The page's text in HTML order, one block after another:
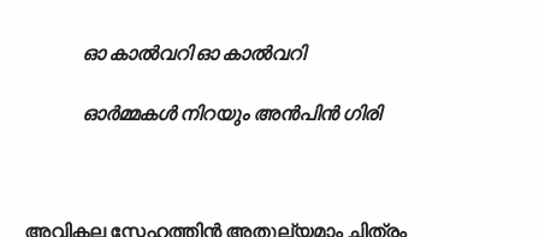
ഓ കാൽവറി ഓ കാൽവറി
ഓർമ്മകൾ നിറയും അൻപിൻ ഗിരി
അവികല സ്നേഹത്തിൻ അതുല്യമാം ചിത്രം